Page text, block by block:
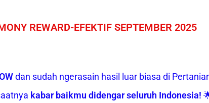
REWARD-EFEKTIF SEPTEMBER 2025
dan sudah ngerasain hasil luar biasa di
kabar baikmu didengar seluruh Indonesia!